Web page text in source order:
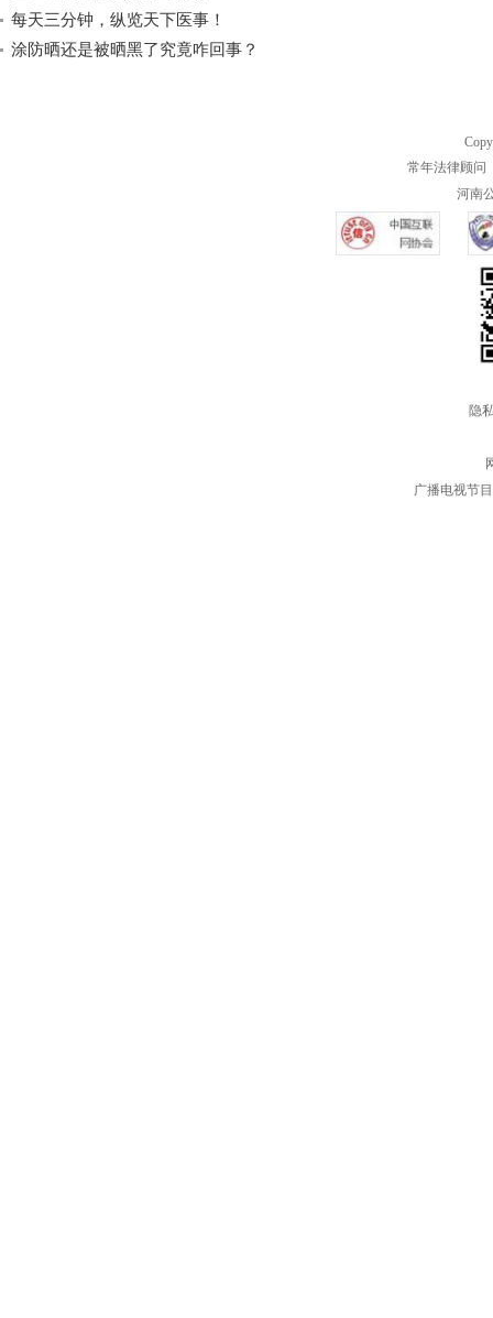
每天三分钟，纵览天下医事！
涂防晒还是被晒黑了究竟咋回事？
常年法律顾问
河南
隐
广播电视节